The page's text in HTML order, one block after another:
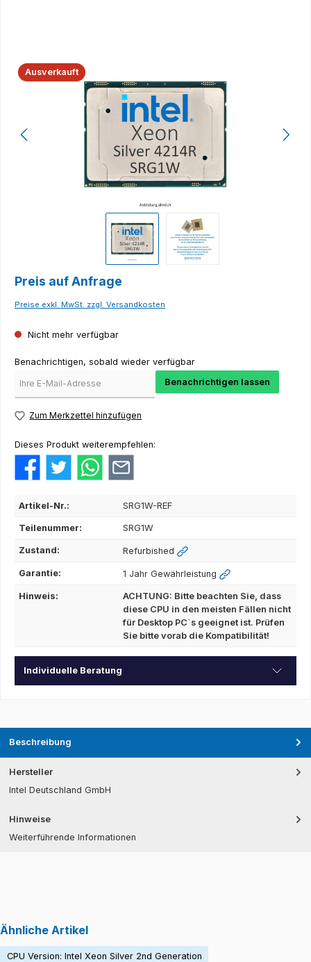
Bildergalerie überspringen
Ausverkauft
Preis auf Anfrage
Preise exkl. MwSt. zzgl. Versandkosten
Nicht mehr verfügbar
Benachrichtigen, sobald wieder verfügbar
Benachrichtigen lassen
Zum Merkzettel hinzufügen
Dieses Produkt weiterempfehlen:
Artikel-Nr.: SRG1W-REF
Teilenummer: SRG1W
Zustand: Refurbished
Garantie: 1 Jahr Gewährleistung
Hinweis:
ACHTUNG: Bitte beachten Sie, dass
diese CPU in den meisten Fällen nicht
für Desktop PC`s geeignet ist. Prüfen
Sie bitte vorab die Kompatibilität!
Individuelle Beratung
Beschreibung
Hersteller
Intel Deutschland GmbH
Hinweise
Weiterführende Informationen
Ähnliche Artikel
CPU Version: Intel Xeon Silver 2nd Generation